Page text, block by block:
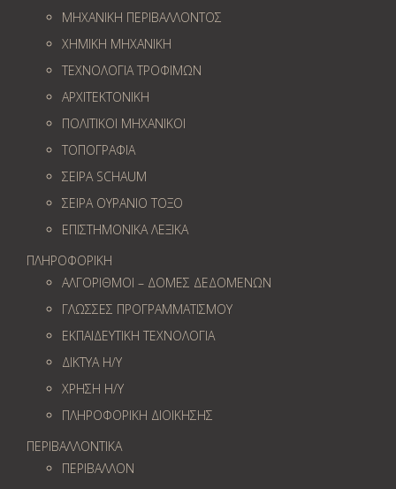
ΜΗΧΑΝΙΚΗ ΠΕΡΙΒΑΛΛΟΝΤΟΣ
ΧΗΜΙΚΗ ΜΗΧΑΝΙΚΗ
ΤΕΧΝΟΛΟΓΙΑ ΤΡΟΦΙΜΩΝ
ΑΡΧΙΤΕΚΤΟΝΙΚΗ
ΠΟΛΙΤΙΚΟΙ ΜΗΧΑΝΙΚΟΙ
ΤΟΠΟΓΡΑΦΙΑ
ΣΕΙΡΑ SCHAUM
ΣΕΙΡΑ ΟΥΡΑΝΙΟ ΤΟΞΟ
ΕΠΙΣΤΗΜΟΝΙΚΑ ΛΕΞΙΚΑ
ΠΛΗΡΟΦΟΡΙΚΗ
ΑΛΓΟΡΙΘΜΟΙ – ΔΟΜΕΣ ΔΕΔΟΜΕΝΩΝ
ΓΛΩΣΣΕΣ ΠΡΟΓΡΑΜΜΑΤΙΣΜΟΥ
ΕΚΠΑΙΔΕΥΤΙΚΗ ΤΕΧΝΟΛΟΓΙΑ
ΔΙΚΤΥΑ Η/Υ
ΧΡΗΣΗ Η/Υ
ΠΛΗΡΟΦΟΡΙΚΗ ΔΙΟΙΚΗΣΗΣ
ΠΕΡΙΒΑΛΛΟΝΤΙΚΑ
ΠΕΡΙΒΑΛΛΟΝ